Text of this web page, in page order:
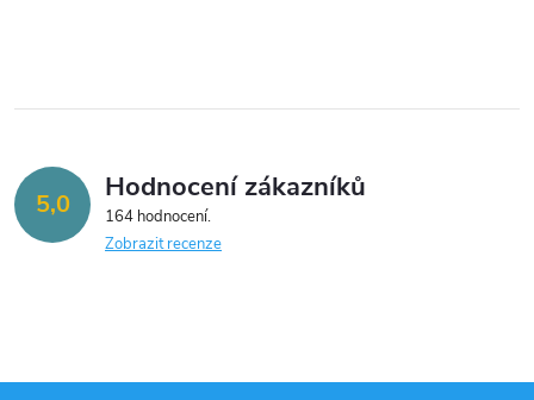
5,0 Hodnocení zákazníků
164 hodnocení
Zobrazit recenze